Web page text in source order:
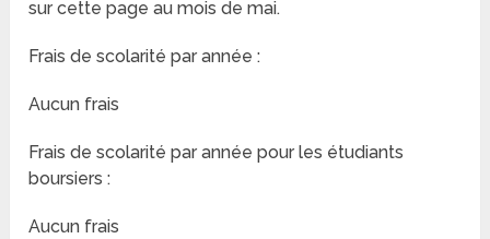
sur cette page au mois de mai.
Frais de scolarité par année :
Aucun frais
Frais de scolarité par année pour les étudiants
boursiers :
Aucun frais